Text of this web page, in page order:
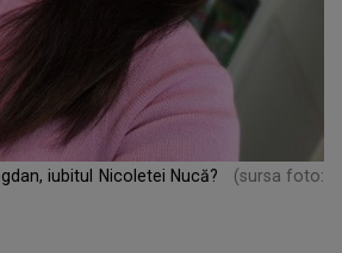
iubitul Nicoletei Nucă?
(sursa foto: